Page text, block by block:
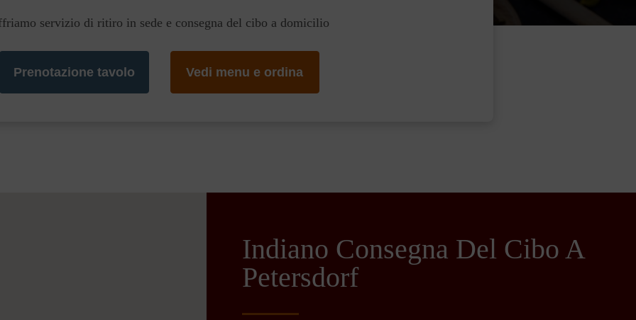
servizio di ritiro in sede e consegna del cibo a domicilio
Prenotazione tavolo Vedi menu e ordina
Indiano Consegna Del Cibo A
Petersdorf